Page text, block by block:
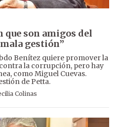
que son amigos del
gestión”
Benítez quiere promover la
la corrupción, pero hay
como Miguel Cuevas.
de Petta.
Colinas